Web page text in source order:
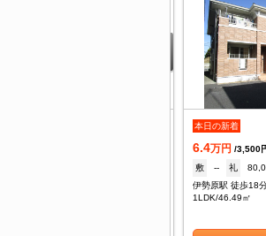
本日の新着
6.4万円 /3,500
敷
-- 礼
伊勢原駅 徒歩18
1LDK/46.49㎡